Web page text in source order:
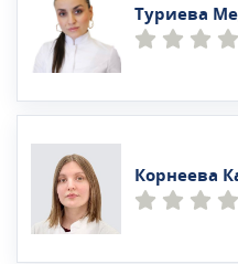
Туриева
Корнеева